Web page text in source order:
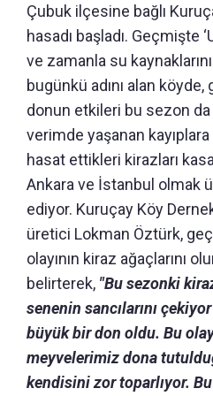
Çubuk ilçesine bağlı
hasadı başladı. Geçmişte
ve zamanla su
bugünkü adını alan
donun etkileri bu sezon
verimde yaşanan
hasat ettikleri kirazları
Ankara ve İstanbul olmak
ediyor. Kuruçay Köy
üretici Lokman Öztürk,
olayının kiraz ağaçlarını
belirterek, "Bu sezonki
senenin sancılarını
büyük bir don oldu. Bu
meyvelerimiz dona
kendisini zor toparlıyor.